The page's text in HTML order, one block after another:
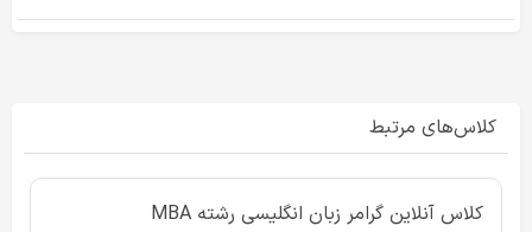
کلاس‌های مرتبط
کلاس آنلاین گرامر زبان انگلیسی رشته MBA